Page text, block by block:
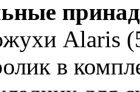
Alaris
в